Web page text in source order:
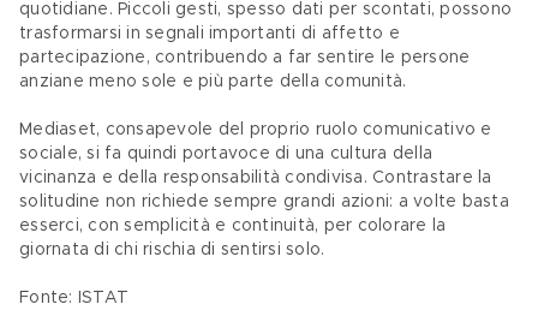
quotidiane. Piccoli gesti, spesso dati per scontati, possono
trasformarsi in segnali importanti di affetto e
partecipazione, contribuendo a far sentire le persone
anziane meno sole e più parte della comunità.
Mediaset, consapevole del proprio ruolo comunicativo e
sociale, si fa quindi portavoce di una cultura della
vicinanza e della responsabilità condivisa. Contrastare la
solitudine non richiede sempre grandi azioni: a volte basta
esserci, con semplicità e continuità, per colorare la
giornata di chi rischia di sentirsi solo.
Fonte: ISTAT